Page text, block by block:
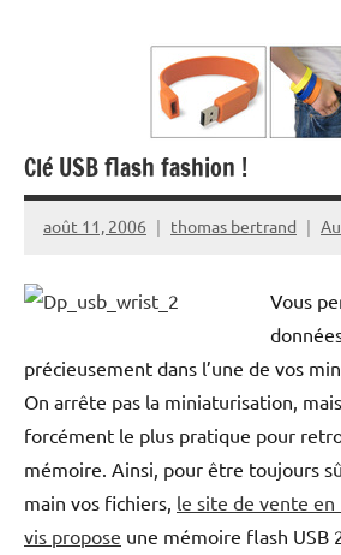
Clé USB flash fashion !
août 11, 2006 thomas bertrand
Vous
précieusement dans l’une de vos
On arrête pas la miniaturisation,
forcément le plus pratique pour
mémoire. Ainsi, pour être toujours
main vos fichiers, le site de vente en
vis propose une mémoire flash USB